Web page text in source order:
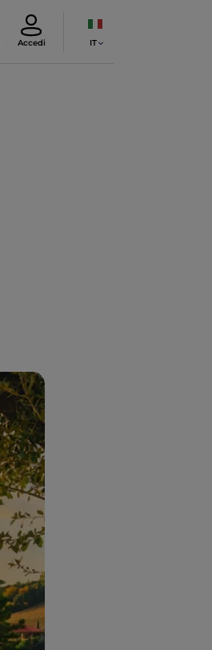
Accedi IT